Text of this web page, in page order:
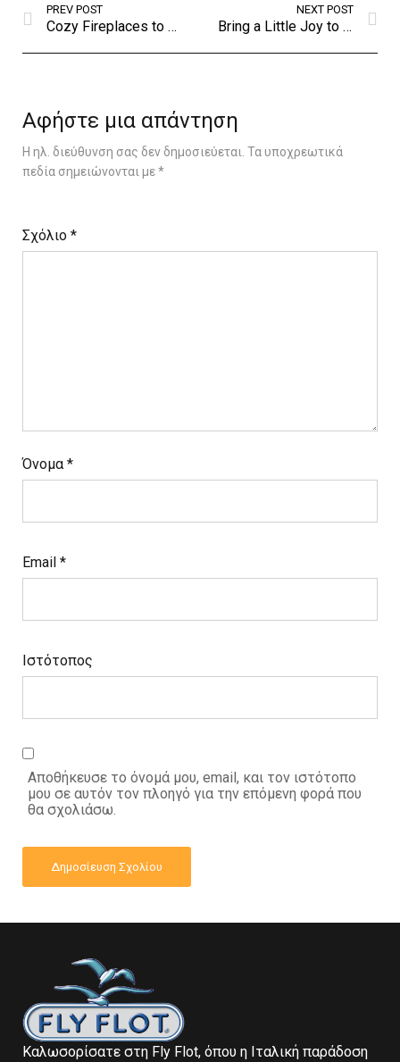
PREV POST
Cozy Fireplaces to Take the Chill
NEXT POST
Bring a Little Joy to Your Days With These 14 Items
Αφήστε μια απάντηση
Η ηλ. διεύθυνση σας δεν δημοσιεύεται. Τα υποχρεωτικά
πεδία σημειώνονται με*
Σχόλιο *
Όνομα *
Email *
Ιστότοπος
Αποθήκευσε το όνομά μου, email, και τον ιστότοπο
μου σε αυτόν τον πλοηγό για την επόμενη φορά που
θα σχολιάσω.
Καλωσορίσατε στη Fly Flot, όπου η Ιταλική παράδοση